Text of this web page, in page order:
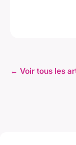
← Voir tous les